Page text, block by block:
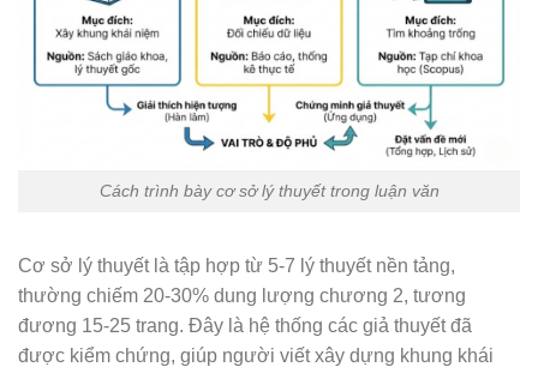
Cách trình bày cơ sở lý thuyết trong luận văn
Cơ sở lý thuyết là tập hợp từ 5-7 lý thuyết nền tảng,
thường chiếm 20-30% dung lượng chương 2, tương
đương 15-25 trang. Đây là hệ thống các giả thuyết đã
được kiểm chứng, giúp người viết xây dựng khung khái